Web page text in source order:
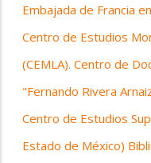
Embajada de Francia
Centro de Estudios
(CEMLA). Centro de
"Fernando Rivera
Centro de Estudios
Estado de México)